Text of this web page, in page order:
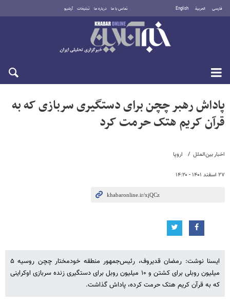
فارسی العربية English تماس با ما درباره ما تبلیغات آرشیو
شنبه ۱۷ مرداد ۱۴۰۵
اخبار بین‌الملل اروپا
۲۷ اسفند ۱۴۰۱ - ۱۴:۲۰
پاداش رهبر چچن برای دستگیری سربازی که به
قرآن کریم هتک حرمت کرد
ایسنا نوشت: رمضان قدیروف، رئیس‌جمهور منطقه خودمختار چچن روسیه ۵
میلیون روبلی برای کشتن و ۱۰ میلیون روبل برای دستگیری زنده سربازی اوکراینی
که به قرآن کریم هتک حرمت کرده، پاداش گذاشت.